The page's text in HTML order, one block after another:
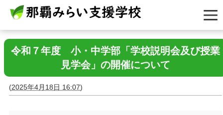
令和７年度 小・中学部「学校説明会及び授業
見学会」の開催について
(2025年4月18日 16:07)